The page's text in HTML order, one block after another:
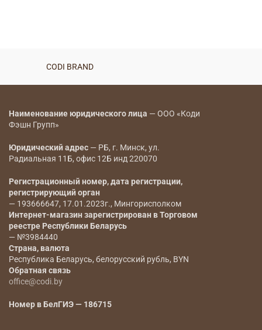
CODI BRAND
Наименование юридического лица — ООО «Коди
Фэшн Групп»
Юридический адрес — РБ, г. Минск, ул.
Радиальная 11Б, офис 12Б инд 220070
Регистрационный номер, дата регистрации,
регистрирующий орган
— 193666647, 17.01.2023г., Мингорисполком
Интернет-магазин зарегистрирован в Торговом
реестре Республики Беларусь
— №3984440
Страна, валюта
Республика Беларусь, белорусский рубль, BYN
Обратная связь
office@codi.by
Номер в БелГИЭ — 186715